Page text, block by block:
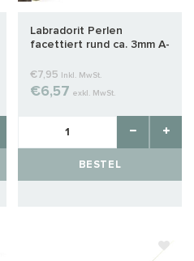
Labradorit Perlen
facettiert rund ca. 3mm A-
€7,95 Inkl. MwSt.
€6,57 exkl. MwSt.
BESTEL